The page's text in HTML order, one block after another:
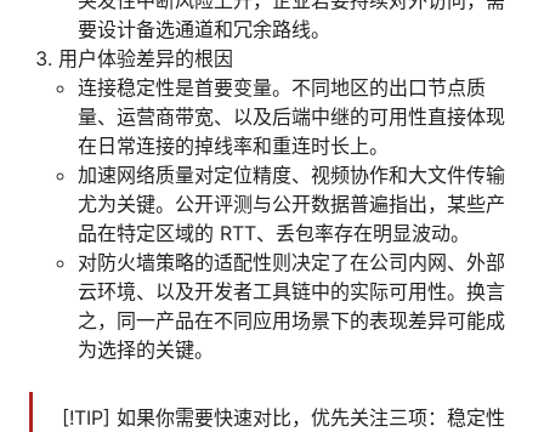
要设计备选通道和冗余路线。
用户体验差异的根因
连接稳定性是首要变量。不同地区的出口节点质
量、运营商带宽、以及后端中继的可用性直接体现
在日常连接的掉线率和重连时长上。
加速网络质量对定位精度、视频协作和大文件传输
尤为关键。公开评测与公开数据普遍指出，某些产
品在特定区域的 RTT、丢包率存在明显波动。
对防火墙策略的适配性则决定了在公司内网、外部
云环境、以及开发者工具链中的实际可用性。换言
之，同一产品在不同应用场景下的表现差异可能成
为选择的关键。
[!TIP] 如果你需要快速对比，优先关注三项：稳定性